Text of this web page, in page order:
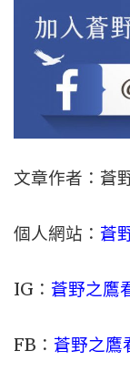
文章作者：蒼
個人網站： 蒼
IG： 蒼野之鷹
FB： 蒼野之鷹